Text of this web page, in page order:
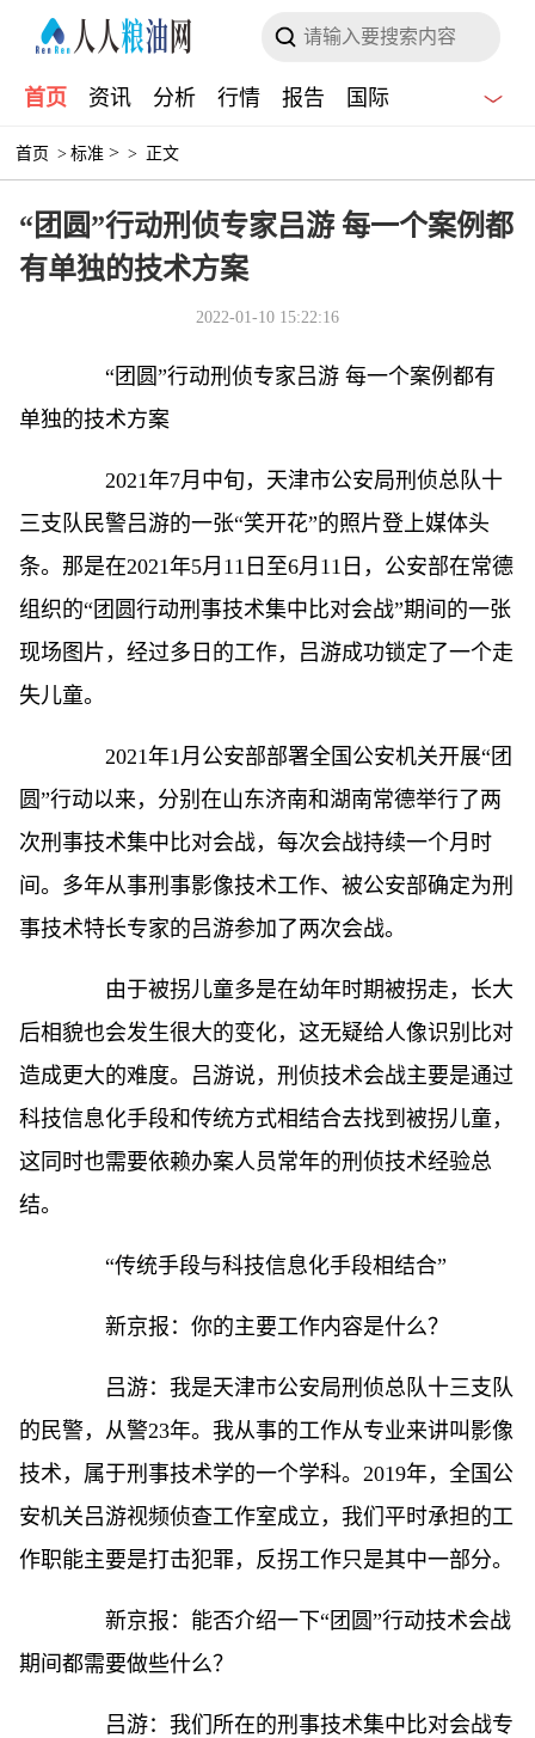
首页 资讯 分析 行情 报告 国际
首页 > 标准 > > 正文
“团圆”行动刑侦专家吕游 每一个案例都
有单独的技术方案
2022-01-10 15:22:16
“团圆”行动刑侦专家吕游 每一个案例都有
单独的技术方案
2021年7月中旬，天津市公安局刑侦总队十
三支队民警吕游的一张“笑开花”的照片登上媒体头
条。那是在2021年5月11日至6月11日，公安部在常德
组织的“团圆行动刑事技术集中比对会战”期间的一张
现场图片，经过多日的工作，吕游成功锁定了一个走
失儿童。
2021年1月公安部部署全国公安机关开展“团
圆”行动以来，分别在山东济南和湖南常德举行了两
次刑事技术集中比对会战，每次会战持续一个月时
间。多年从事刑事影像技术工作、被公安部确定为刑
事技术特长专家的吕游参加了两次会战。
由于被拐儿童多是在幼年时期被拐走，长大
后相貌也会发生很大的变化，这无疑给人像识别比对
造成更大的难度。吕游说，刑侦技术会战主要是通过
科技信息化手段和传统方式相结合去找到被拐儿童，
这同时也需要依赖办案人员常年的刑侦技术经验总
结。
“传统手段与科技信息化手段相结合”
新京报：你的主要工作内容是什么？
吕游：我是天津市公安局刑侦总队十三支队
的民警，从警23年。我从事的工作从专业来讲叫影像
技术，属于刑事技术学的一个学科。2019年，全国公
安机关吕游视频侦查工作室成立，我们平时承担的工
作职能主要是打击犯罪，反拐工作只是其中一部分。
新京报：能否介绍一下“团圆”行动技术会战
期间都需要做些什么？
吕游：我们所在的刑事技术集中比对会战专